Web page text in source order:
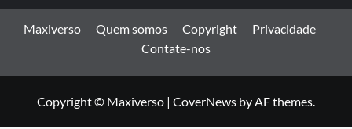
Maxiverso Quem somos Copyright
Privacidade
Contate-nos
Copyright © Maxiverso | CoverNews by AF themes.